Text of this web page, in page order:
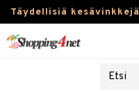
Täydellisiä kesävinkkejä